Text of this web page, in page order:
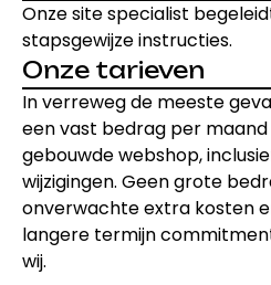
Onze site specialist
stapsgewijze instructies.
Onze tarieven
In verreweg de meeste
een vast bedrag per
gebouwde webshop,
wijzigingen. Geen grote
onverwachte extra kosten
langere termijn
wij.